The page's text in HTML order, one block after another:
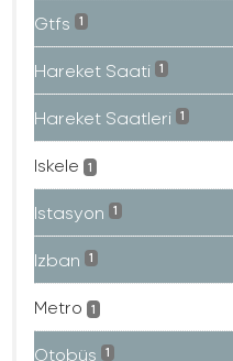
Gtfs 1
Hareket Saati 1
Hareket Saatleri 1
Iskele 1
Istasyon 1
Izban 1
Metro 1
Otobüs 1